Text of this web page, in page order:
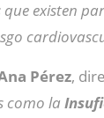
existen
Pérez,
como la